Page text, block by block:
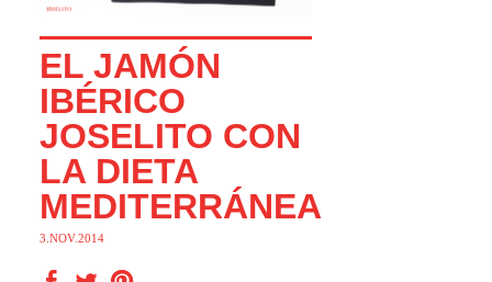
EL JAMÓN
IBÉRICO
JOSELITO CON
LA DIETA
MEDITERRÁNEA
3.NOV.2014